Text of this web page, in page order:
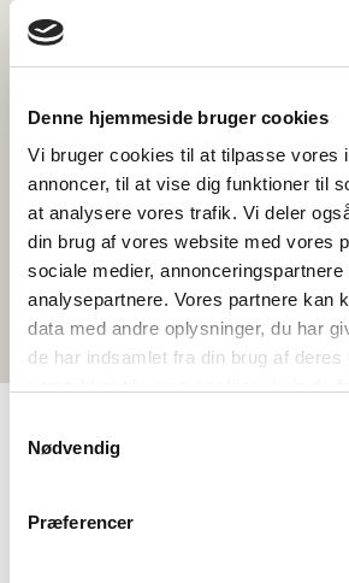
Denne hjemmeside bruger cookies
Vi bruger cookies til at tilpasse vores
annoncer, til at vise dig funktioner til
at analysere vores trafik. Vi deler
din brug af vores website med vores
sociale medier, annonceringspartnere
analysepartnere. Vores partnere kan
data med andre oplysninger, du har
de har indsamlet fra din brug af deres
Nødvendig
Præferencer